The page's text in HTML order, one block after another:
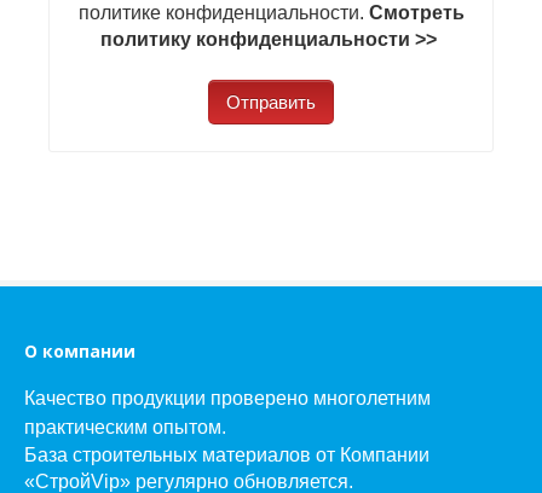
политике конфиденциальности. Смотреть
политику конфиденциальности >>
О компании
Качество продукции проверено многолетним
практическим опытом.
База строительных материалов от Компании
«СтройVip» регулярно обновляется.